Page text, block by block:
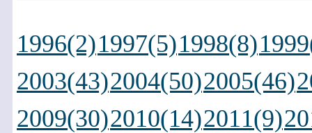
1996(2)1997(5)1998(8)
2003(43)2004(50)2005(46)
2009(30)2010(14)2011(9)